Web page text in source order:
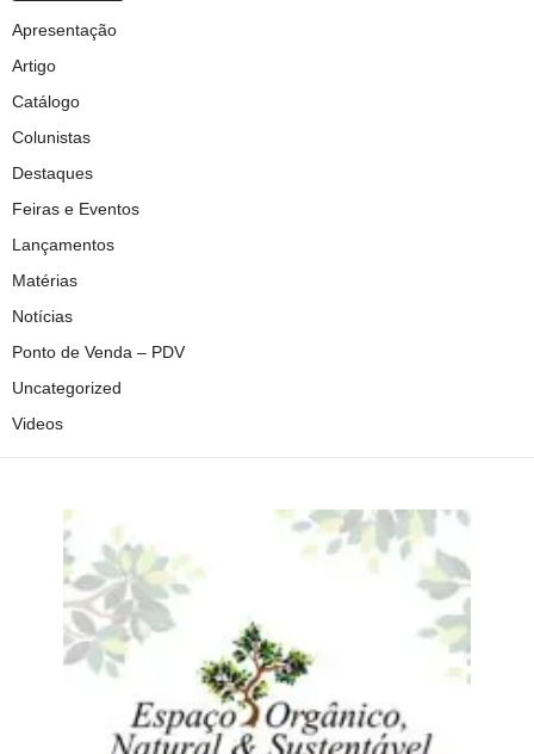
Apresentação
Artigo
Catálogo
Colunistas
Destaques
Feiras e Eventos
Lançamentos
Matérias
Notícias
Ponto de Venda – PDV
Uncategorized
Videos